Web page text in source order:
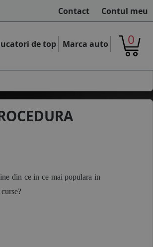
Contact Contul meu
de top Marca auto 0
din ce in ce mai populara in